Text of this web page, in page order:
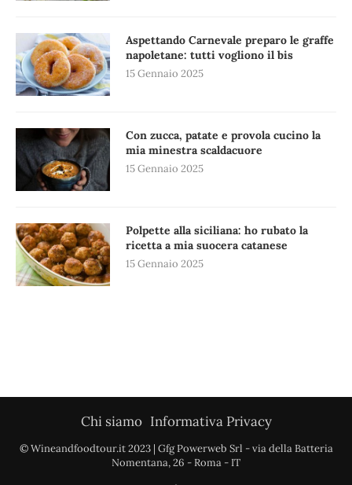
Aspettando Carnevale preparo le graffe
napoletane: tutti vogliono il bis
15 Gennaio 2025
Con zucca, patate e provola cucino la
mia minestra scaldacuore
15 Gennaio 2025
Polpette alla siciliana: ho rubato la
ricetta a mia suocera catanese
15 Gennaio 2025
Chi siamo Informativa Privacy
© Wineandfoodtour.it 2023 | Gfg Powerweb Srl - via della Batteria
Nomentana, 26 - Roma - IT